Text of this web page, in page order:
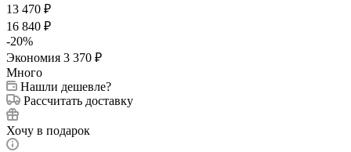
13 470 ₽
16 840 ₽
-20%
Экономия 3 370 ₽
Много
Нашли дешевле?
Рассчитать доставку
Хочу в подарок